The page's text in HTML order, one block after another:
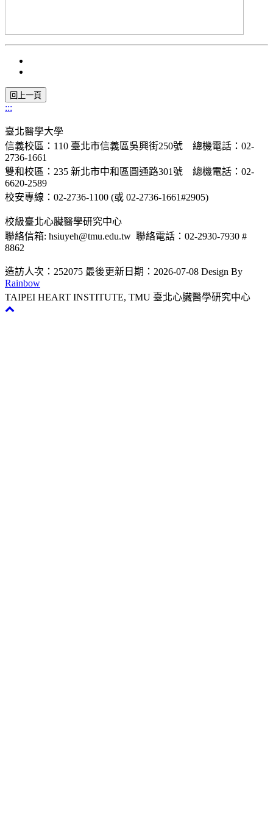
:::
臺北醫學大學
信義校區：110 臺北市信義區吳興街250號 總機電話：02-
2736-1661
雙和校區：235 新北市中和區圓通路301號 總機電話：02-
6620-2589
校安專線：02-2736-1100 (或 02-2736-1661#2905)
校級臺北心臟醫學研究中心
聯絡信箱: hsiuyeh@tmu.edu.tw 聯絡電話：02-2930-7930 #
8862
造訪人次：252075 最後更新日期：2026-07-08 Design By
Rainbow
TAIPEI HEART INSTITUTE, TMU 臺北心臟醫學研究中心